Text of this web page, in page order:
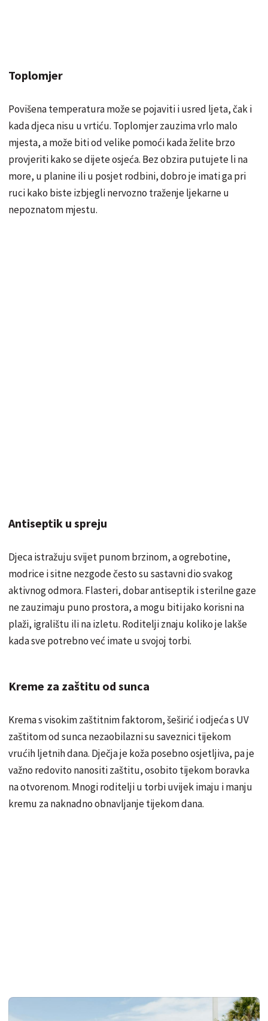
Toplomjer
Povišena temperatura može se pojaviti i usred ljeta, čak i
kada djeca nisu u vrtiću. Toplomjer zauzima vrlo malo
mjesta, a može biti od velike pomoći kada želite brzo
provjeriti kako se dijete osjeća. Bez obzira putujete li na
more, u planine ili u posjet rodbini, dobro je imati ga pri
ruci kako biste izbjegli nervozno traženje ljekarne u
nepoznatom mjestu.
Antiseptik u spreju
Djeca istražuju svijet punom brzinom, a ogrebotine,
modrice i sitne nezgode često su sastavni dio svakog
aktivnog odmora. Flasteri, dobar antiseptik i sterilne gaze
ne zauzimaju puno prostora, a mogu biti jako korisni na
plaži, igralištu ili na izletu. Roditelji znaju koliko je lakše
kada sve potrebno već imate u svojoj torbi.
Kreme za zaštitu od sunca
Krema s visokim zaštitnim faktorom, šeširić i odjeća s UV
zaštitom od sunca nezaobilazni su saveznici tijekom
vrućih ljetnih dana. Dječja je koža posebno osjetljiva, pa je
važno redovito nanositi zaštitu, osobito tijekom boravka
na otvorenom. Mnogi roditelji u torbi uvijek imaju i manju
kremu za naknadno obnavljanje tijekom dana.